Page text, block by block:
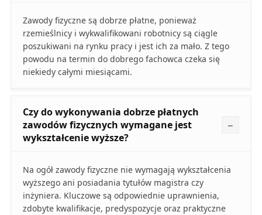
Zawody fizyczne są dobrze płatne, ponieważ
rzemieślnicy i wykwalifikowani robotnicy są ciągle
poszukiwani na rynku pracy i jest ich za mało. Z tego
powodu na termin do dobrego fachowca czeka się
niekiedy całymi miesiącami.
Czy do wykonywania dobrze płatnych
zawodów fizycznych wymagane jest
wykształcenie wyższe?
Na ogół zawody fizyczne nie wymagają wykształcenia
wyższego ani posiadania tytułów magistra czy
inżyniera. Kluczowe są odpowiednie uprawnienia,
zdobyte kwalifikacje, predyspozycje oraz praktyczne